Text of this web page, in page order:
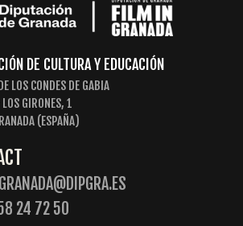
DE CULTURA Y EDUCACIÓN
LOS CONDES DE GABIA
GIRONES, 1
(ESPAÑA)
24 72 50